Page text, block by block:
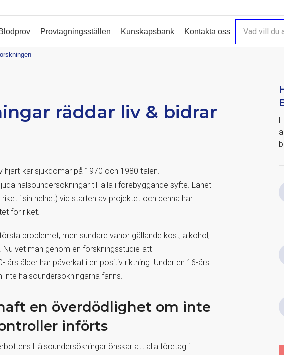
Provtagningsställen Kunskapsbank Kontakta oss
räddar liv & bidrar
kärlsjukdomar på 1970 och 1980 talen.
hälsoundersökningar till alla i förebyggande syfte. Länet
i sin helhet) vid starten av projektet och denna har
för riket.
problemet, men sundare vanor gällande kost, alkohol,
vet man genom en forskningsstudie att
års ålder har påverkat i en positiv riktning. Under en 16-års
hälsoundersökningarna fanns.
en överdödlighet om inte
införts
Hälsoundersökningar önskar att alla företag i